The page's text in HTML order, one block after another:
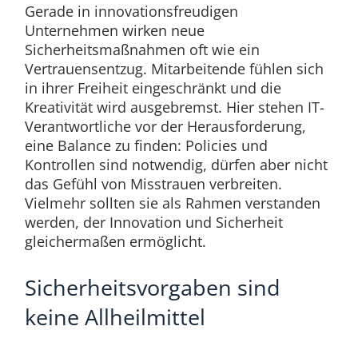
Gerade in innovationsfreudigen
Unternehmen wirken neue
Sicherheitsmaßnahmen oft wie ein
Vertrauensentzug. Mitarbeitende fühlen sich
in ihrer Freiheit eingeschränkt und die
Kreativität wird ausgebremst. Hier stehen IT-
Verantwortliche vor der Herausforderung,
eine Balance zu finden: Policies und
Kontrollen sind notwendig, dürfen aber nicht
das Gefühl von Misstrauen verbreiten.
Vielmehr sollten sie als Rahmen verstanden
werden, der Innovation und Sicherheit
gleichermaßen ermöglicht.
Sicherheitsvorgaben sind
keine Allheilmittel